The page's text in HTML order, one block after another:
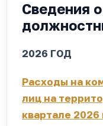
Сведения
2026 ГОД
Расходы на
лиц на
квартале 2026